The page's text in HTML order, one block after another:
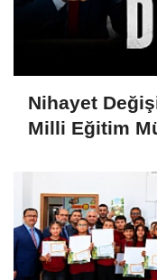
Nihayet
Milli Eğitim